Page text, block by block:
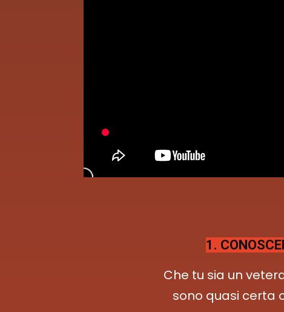
1.
Che tu sia un
sono quasi certa